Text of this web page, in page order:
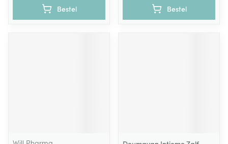
Bestel Bestel